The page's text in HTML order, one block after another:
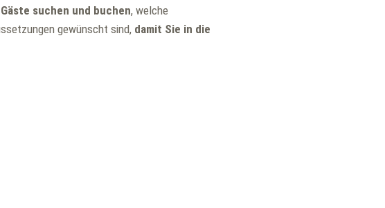
suchen und buchen, welche
gewünscht sind, damit Sie in die